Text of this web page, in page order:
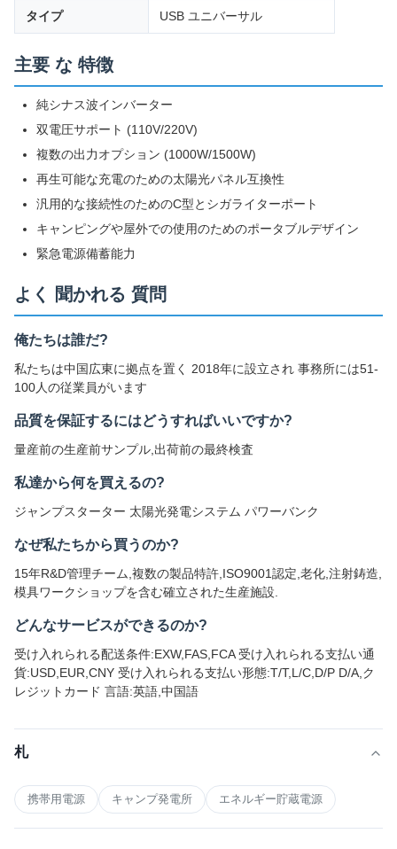
タイプ USB ユニバーサル
主要 な 特徴
純シナス波インバーター
双電圧サポート (110V/220V)
複数の出力オプション (1000W/1500W)
再生可能な充電のための太陽光パネル互換性
汎用的な接続性のためのC型とシガライターポート
キャンピングや屋外での使用のためのポータブルデザイン
緊急電源備蓄能力
よく 聞かれる 質問
俺たちは誰だ?
私たちは中国広東に拠点を置く 2018年に設立され 事務所には51-
100人の従業員がいます
品質を保証するにはどうすればいいですか?
量産前の生産前サンプル,出荷前の最終検査
私達から何を買えるの?
ジャンプスターター 太陽光発電システム パワーバンク
なぜ私たちから買うのか?
15年R&D管理チーム,複数の製品特許,ISO9001認定,老化,注射鋳造,
模具ワークショップを含む確立された生産施設.
どんなサービスができるのか?
受け入れられる配送条件:EXW,FAS,FCA 受け入れられる支払い通
貨:USD,EUR,CNY 受け入れられる支払い形態:T/T,L/C,D/P D/A,ク
レジットカード 言語:英語,中国語
札
携帯用電源 キャンプ発電所 エネルギー貯蔵電源